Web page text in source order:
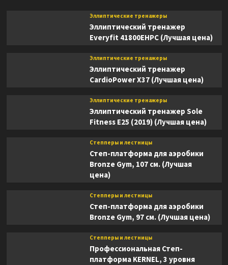
Эллиптические тренажеры
Эллиптический тренажер
Everyfit 41800EHPC (Лучшая цена)
Эллиптические тренажеры
Эллиптический тренажер
CardioPower X37 (Лучшая цена)
Эллиптические тренажеры
Эллиптический тренажер Sole
Fitness E25 (2019) (Лучшая цена)
Степперы и лестницы
Степ-платформа для аэробики
Bronze Gym, 107 см. (Лучшая
цена)
Степперы и лестницы
Степ-платформа для аэробики
Bronze Gym, 97 см. (Лучшая цена)
Степперы и лестницы
Профессиональная Степ-
платформа KERNEL, 3 уровня